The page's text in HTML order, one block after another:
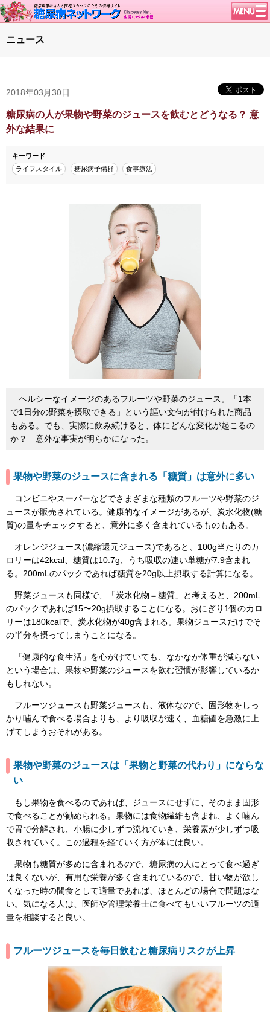
談話室BBS
糖尿病のきほん
特集・連載
腎臓の健康道
インスリンポンプ
ニュース
2018年03月30日
糖尿病の人が果物や野菜のジュースを飲むとどうなる？ 意
外な結果に
キーワード
ライフスタイル
糖尿病予備群 食事療法
ヘルシーなイメージのあるフルーツや野菜のジュース。「1本
で1日分の野菜を摂取できる」という謳い文句が付けられた商品
もある。でも、実際に飲み続けると、体にどんな変化が起こるの
か？ 意外な事実が明らかになった。
果物や野菜のジュースに含まれる「糖質」は意外に多い
コンビニやスーパーなどでさまざまな種類のフルーツや野菜のジ
ュースが販売されている。健康的なイメージがあるが、炭水化物(糖
質)の量をチェックすると、意外に多く含まれているものもある。
オレンジジュース(濃縮還元ジュース)であると、100g当たりのカ
ロリーは42kcal、糖質は10.7g、うち吸収の速い単糖が7.9含まれ
る。200mLのパックであれば糖質を20g以上摂取する計算になる。
野菜ジュースも同様で、「炭水化物＝糖質」と考えると、200mL
のパックであれば15〜20g摂取することになる。おにぎり1個のカロ
リーは180kcalで、炭水化物が40g含まれる。果物ジュースだけでそ
の半分を摂ってしまうことになる。
「健康的な食生活」を心がけていても、なかなか体重が減らない
という場合は、果物や野菜のジュースを飲む習慣が影響しているか
もしれない。
フルーツジュースも野菜ジュースも、液体なので、固形物をしっ
かり噛んで食べる場合よりも、より吸収が速く、血糖値を急激に上
げてしまうおそれがある。
果物や野菜のジュースは「果物と野菜の代わり」にならな
い
もし果物を食べるのであれば、ジュースにせずに、そのまま固形
で食べることが勧められる。果物には食物繊維も含まれ、よく噛ん
で胃で分解され、小腸に少しずつ流れていき、栄養素が少しずつ吸
収されていく。この過程を経ていく方が体には良い。
果物も糖質が多めに含まれるので、糖尿病の人にとって食べ過ぎ
は良くないが、有用な栄養が多く含まれているので、甘い物が欲し
くなった時の間食として適量であれば、ほとんどの場合で問題はな
い。気になる人は、医師や管理栄養士に食べてもいいフルーツの適
量を相談すると良い。
フルーツジュースを毎日飲むと糖尿病リスクが上昇